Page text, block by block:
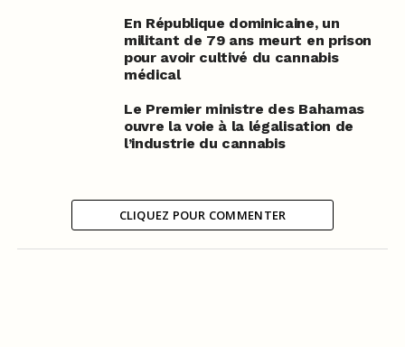
En République dominicaine, un
militant de 79 ans meurt en prison
pour avoir cultivé du cannabis
médical
Le Premier ministre des Bahamas
ouvre la voie à la légalisation de
l’industrie du cannabis
CLIQUEZ POUR COMMENTER